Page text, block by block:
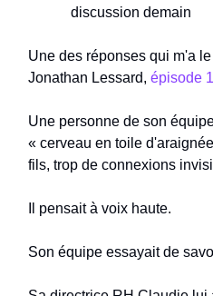
discussion demain
Une des réponses qui m'a
Jonathan Lessard, épisode
Une personne de son
« cerveau en toile
fils, trop de connexions
Il pensait à voix haute.
Son équipe essayait de